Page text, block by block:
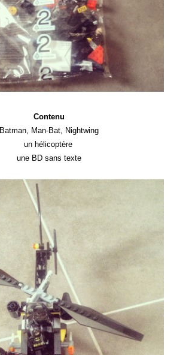
Contenu
Batman, Man-Bat, Nightwing
un hélicoptère
une BD sans texte